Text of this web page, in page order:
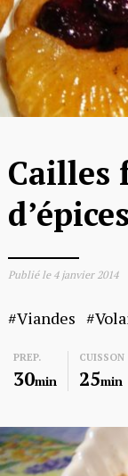
Cailles
Publié le 4 janvier 2014
Viandes
PREP.
30min
CUISSON
25min